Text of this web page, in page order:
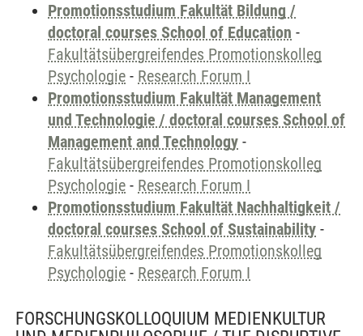
Promotionsstudium Fakultät Bildung /
doctoral courses School of Education -
Fakultätsübergreifendes Promotionskolleg
Psychologie - Research Forum I
Promotionsstudium Fakultät Management
und Technologie / doctoral courses School of
Management and Technology -
Fakultätsübergreifendes Promotionskolleg
Psychologie - Research Forum I
Promotionsstudium Fakultät Nachhaltigkeit /
doctoral courses School of Sustainability -
Fakultätsübergreifendes Promotionskolleg
Psychologie - Research Forum I
FORSCHUNGSKOLLOQUIUM MEDIENKULTUR